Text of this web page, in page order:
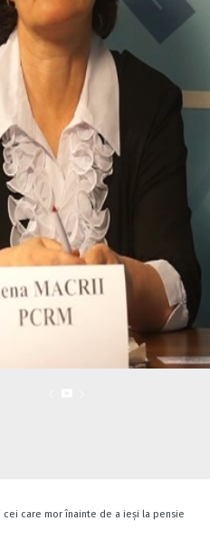
cei care mor înainte de a ieși la pensie